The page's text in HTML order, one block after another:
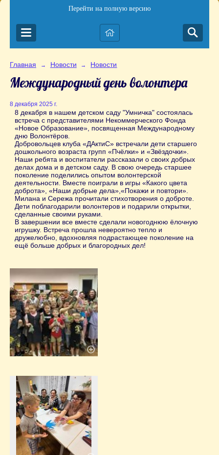
Перейти на полную версию
Главная → Новости → Новости
Международный день волонтера
8 декабря 2025 г.
8 декабря в нашем детском саду "Умничка" состоялась
встреча с представителями Некоммерческого Фонда
«Новое Образование», посвященная Международному
дню Волонтёров.
Добровольцев клуба «ДАктиС» встречали дети старшего
дошкольного возраста групп «Пчёлки» и «Звёздочки».
Наши ребята и воспитатели рассказали о своих добрых
делах дома и в детском саду. В свою очередь старшее
поколение поделились опытом волонтерской
деятельности. Вместе поиграли в игры «Какого цвета
доброта», «Наши добрые дела»,«Покажи и повтори».
Милана и Сережа прочитали стихотворения о доброте.
Дети поблагодарили волонтеров и подарили открытки,
сделанные своими руками.
В завершении все вместе сделали новогоднюю ёлочную
игрушку. Встреча прошла невероятно тепло и
дружелюбно, вдохновляя подрастающее поколение на
ещё больше добрых и благородных дел!